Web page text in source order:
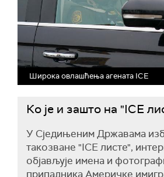
Широка овлашћења агената ICE
Ко је и зашто на "ICE
У Сједињеним Државама
такозване "ICE листе",
објављује имена и
припадникаАмеричке